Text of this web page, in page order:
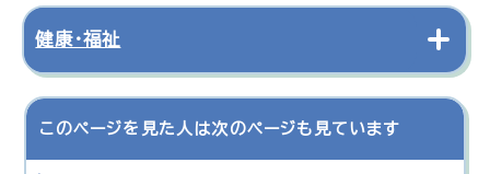
健康・福祉
このページを見た人は次のページも見ています